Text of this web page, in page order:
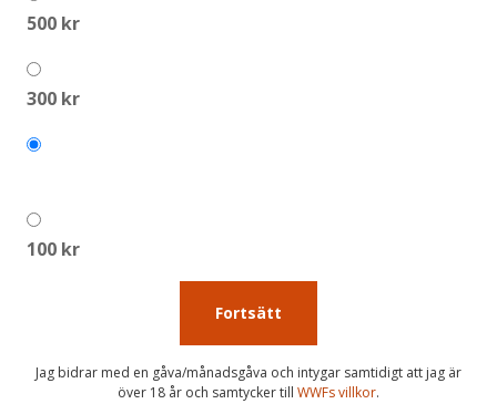
500 kr
300 kr
100 kr
Fortsätt
Jag bidrar med en gåva/månadsgåva och intygar samtidigt att jag är
över 18 år och samtycker till WWFs villkor.